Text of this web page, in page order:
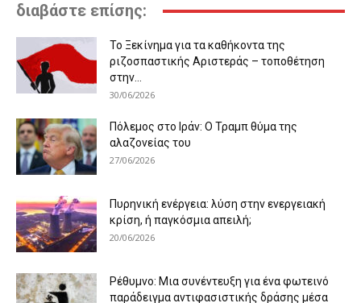
διαβάστε επίσης:
Το Ξεκίνημα για τα καθήκοντα της
ριζοσπαστικής Αριστεράς – τοποθέτηση
στην...
30/06/2026
Πόλεμος στο Ιράν: Ο Τραμπ θύμα της
αλαζονείας του
27/06/2026
Πυρηνική ενέργεια: λύση στην ενεργειακή
κρίση, ή παγκόσμια απειλή;
20/06/2026
Ρέθυμνο: Μια συνέντευξη για ένα φωτεινό
παράδειγμα αντιφασιστικής δράσης μέσα